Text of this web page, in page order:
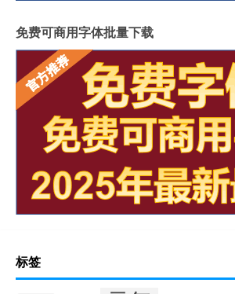
免费可商用字体批量下载
标签